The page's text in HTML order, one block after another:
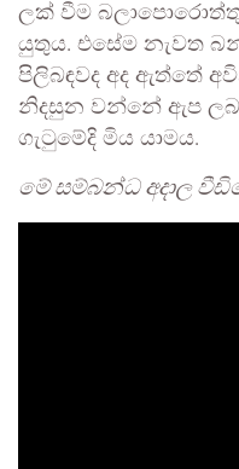
ලක් වීම
යුතුය. එසේම නැවත
පිලිබඳවද අද ඇත්තේ
නිදසුන වන්නේ ඇප
ගැටුමේදි මිය යාමය.
මේ සම්බන්ධ අදාල